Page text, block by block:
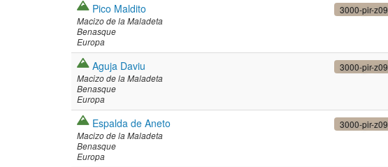
Pico Maldito
Macizo de la Maladeta
Benasque
Europa
3000-pir-z09
Aguja Daviu
Macizo de la Maladeta
Benasque
Europa
3000-pir-z09
Espalda de Aneto
Macizo de la Maladeta
Benasque
Europa
3000-pir-z09